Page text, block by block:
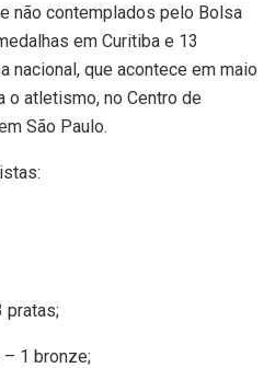
não contemplados pelo Bolsa
em Curitiba e 13
nacional, que acontece em maio
o atletismo, no Centro de
São Paulo.
pratas;
1 bronze;